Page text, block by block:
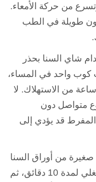
من حركة الأمعاء.
طويلة في الطب
شاي السنا بحذر
كوب واحد في المساء،
حيث يبدأ تأثيره عادة بعد 6-12 ساعة من الاستهلاك. لا
متواصل دون
المفرط قد يؤدي إلى
صغيرة من أوراق السنا
المجففة في كوب من الماء المغلي لمدة 10 دقائق، ثم